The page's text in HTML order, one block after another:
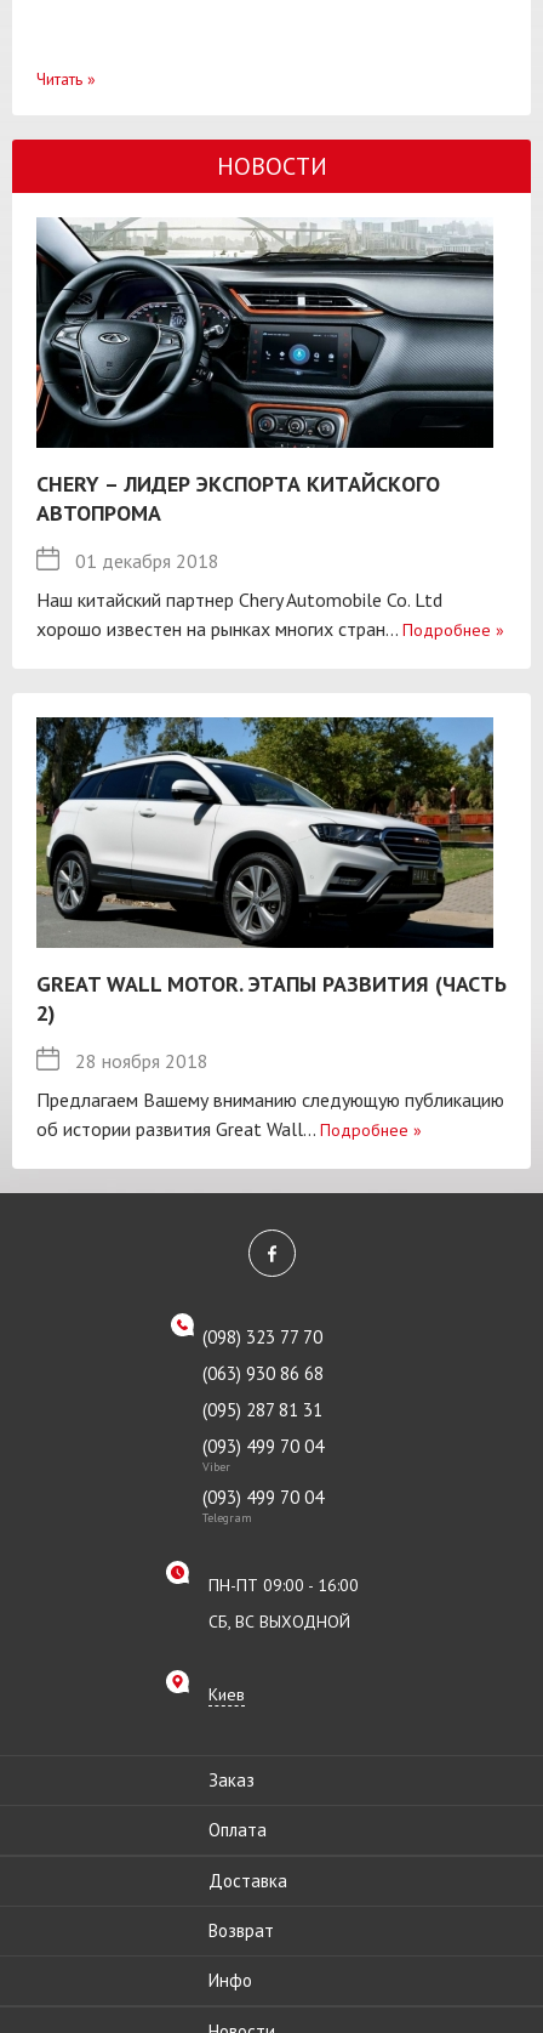
Читать »
НОВОСТИ
CHERY – ЛИДЕР ЭКСПОРТА КИТАЙСКОГО
АВТОПРОМА
01 декабря 2018
Наш китайский партнер Chery Automobile Co. Ltd
хорошо известен на рынках многих стран... Подробнее »
GREAT WALL MOTOR. ЭТАПЫ РАЗВИТИЯ (ЧАСТЬ
2)
28 ноября 2018
Предлагаем Вашему вниманию следующую публикацию
об истории развития Great Wall... Подробнее »
(098) 323 77 70
(063) 930 86 68
(095) 287 81 31
(093) 499 70 04
Viber
(093) 499 70 04
Telegram
ПН-ПТ 09:00 - 16:00
СБ, ВС ВЫХОДНОЙ
Киев
Заказ
Оплата
Доставка
Возврат
Инфо